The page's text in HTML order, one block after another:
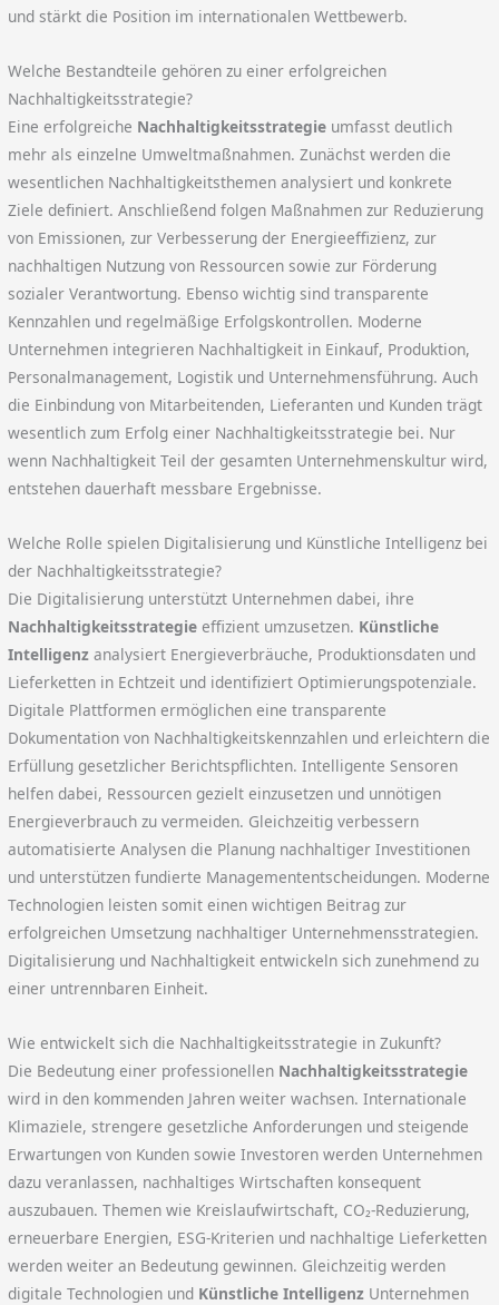
und stärkt die Position im internationalen Wettbewerb.
Welche Bestandteile gehören zu einer erfolgreichen
Nachhaltigkeitsstrategie?
Eine erfolgreiche Nachhaltigkeitsstrategie umfasst deutlich
mehr als einzelne Umweltmaßnahmen. Zunächst werden die
wesentlichen Nachhaltigkeitsthemen analysiert und konkrete
Ziele definiert. Anschließend folgen Maßnahmen zur Reduzierung
von Emissionen, zur Verbesserung der Energieeffizienz, zur
nachhaltigen Nutzung von Ressourcen sowie zur Förderung
sozialer Verantwortung. Ebenso wichtig sind transparente
Kennzahlen und regelmäßige Erfolgskontrollen. Moderne
Unternehmen integrieren Nachhaltigkeit in Einkauf, Produktion,
Personalmanagement, Logistik und Unternehmensführung. Auch
die Einbindung von Mitarbeitenden, Lieferanten und Kunden trägt
wesentlich zum Erfolg einer Nachhaltigkeitsstrategie bei. Nur
wenn Nachhaltigkeit Teil der gesamten Unternehmenskultur wird,
entstehen dauerhaft messbare Ergebnisse.
Welche Rolle spielen Digitalisierung und Künstliche Intelligenz bei
der Nachhaltigkeitsstrategie?
Die Digitalisierung unterstützt Unternehmen dabei, ihre
Nachhaltigkeitsstrategie effizient umzusetzen. Künstliche
Intelligenz analysiert Energieverbräuche, Produktionsdaten und
Lieferketten in Echtzeit und identifiziert Optimierungspotenziale.
Digitale Plattformen ermöglichen eine transparente
Dokumentation von Nachhaltigkeitskennzahlen und erleichtern die
Erfüllung gesetzlicher Berichtspflichten. Intelligente Sensoren
helfen dabei, Ressourcen gezielt einzusetzen und unnötigen
Energieverbrauch zu vermeiden. Gleichzeitig verbessern
automatisierte Analysen die Planung nachhaltiger Investitionen
und unterstützen fundierte Managemententscheidungen. Moderne
Technologien leisten somit einen wichtigen Beitrag zur
erfolgreichen Umsetzung nachhaltiger Unternehmensstrategien.
Digitalisierung und Nachhaltigkeit entwickeln sich zunehmend zu
einer untrennbaren Einheit.
Wie entwickelt sich die Nachhaltigkeitsstrategie in Zukunft?
Die Bedeutung einer professionellen Nachhaltigkeitsstrategie
wird in den kommenden Jahren weiter wachsen. Internationale
Klimaziele, strengere gesetzliche Anforderungen und steigende
Erwartungen von Kunden sowie Investoren werden Unternehmen
dazu veranlassen, nachhaltiges Wirtschaften konsequent
auszubauen. Themen wie Kreislaufwirtschaft, CO₂-Reduzierung,
erneuerbare Energien, ESG-Kriterien und nachhaltige Lieferketten
werden weiter an Bedeutung gewinnen. Gleichzeitig werden
digitale Technologien und Künstliche Intelligenz Unternehmen